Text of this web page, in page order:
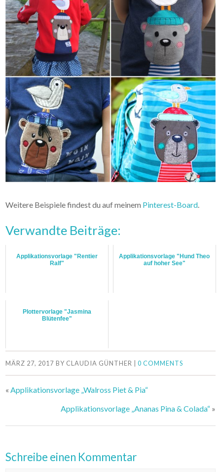
Weitere Beispiele findest du auf meinem Pinterest-Board.
Verwandte Beiträge:
Applikationsvorlage "Rentier
Ralf"
Applikationsvorlage "Hund Theo
auf hoher See"
Plottervorlage "Jasmina
Blütenfee"
MÄRZ 27, 2017 BY CLAUDIA GÜNTHER |0 COMMENTS
«Applikationsvorlage „Walross Piet & Pia“
Applikationsvorlage „Ananas Pina & Colada“»
Schreibe einen Kommentar